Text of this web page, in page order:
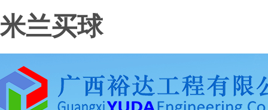
米兰买球